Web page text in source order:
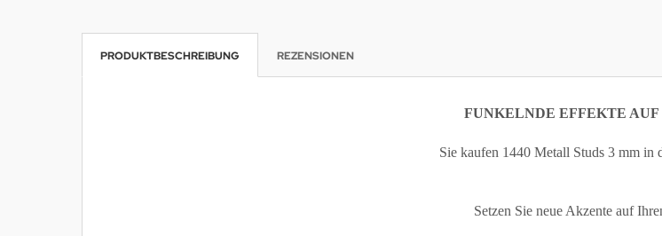
PRODUKTBESCHREIBUNG REZENSIONEN
FUNKELNDE EFFEKTE AUF
Sie kaufen 1440 Metall Studs 3 mm in
Setzen Sie neue Akzente auf